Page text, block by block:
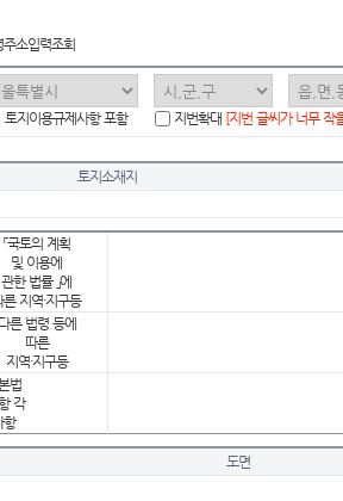
주소입력조회
토지이용규제사항 포함
지번확대 [지번 글씨가 너무 작
토지소재지
「국토의 계획
및 이용에
관한 법률 」에
른 지역·지구등
다른 법령 등에
따른
지역·지구등
법
각
항
도면